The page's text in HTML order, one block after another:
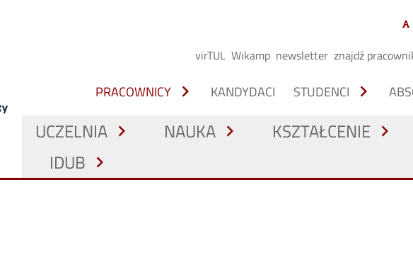
virTUL Wikamp newsletter znajdź
PRACOWNICY chevron_right KANDYDACI STUDENCI chevron_right
UCZELNIA chevron_right NAUKA chevron_right KSZTAŁCENIE chevron_right
IDUB chevron_right